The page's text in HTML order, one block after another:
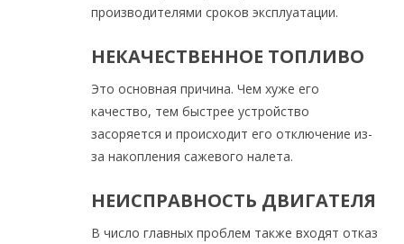
производителями сроков эксплуатации.
НЕКАЧЕСТВЕННОЕ ТОПЛИВО
Это основная причина. Чем хуже его
качество, тем быстрее устройство
засоряется и происходит его отключение из-
за накопления сажевого налета.
НЕИСПРАВНОСТЬ ДВИГАТЕЛЯ
В число главных проблем также входят отказ